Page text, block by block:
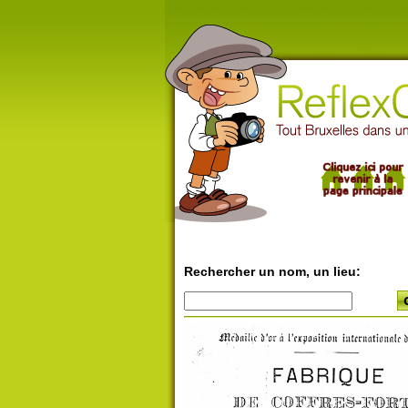
Rechercher un nom, un lieu: